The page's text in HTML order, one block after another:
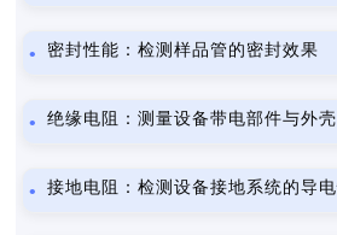
密封性能：检测样品管的密封效果
绝缘电阻：测量设备带电部件与外
接地电阻：检测设备接地系统的导